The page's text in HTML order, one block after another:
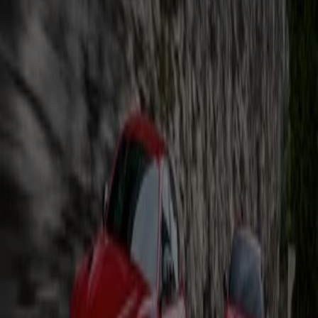
Giulia Quadrifoglio Oro
Läuft am 31.12. ab Braunschweig
Giulia Stelvio Quadrifolgio Preisliste
Läuft am 31.12. ab Braunschweig
Auto, Motorrad und Werkstatt
Kataloge in Braunschweig
Flyer und beste Angebote in